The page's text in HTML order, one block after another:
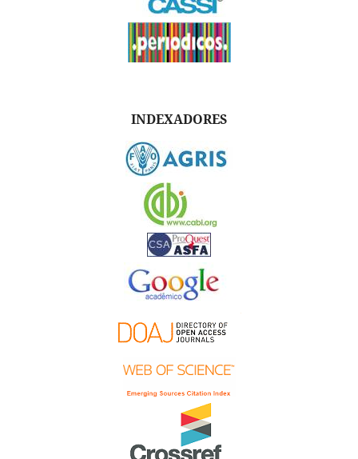
INDEXADORES